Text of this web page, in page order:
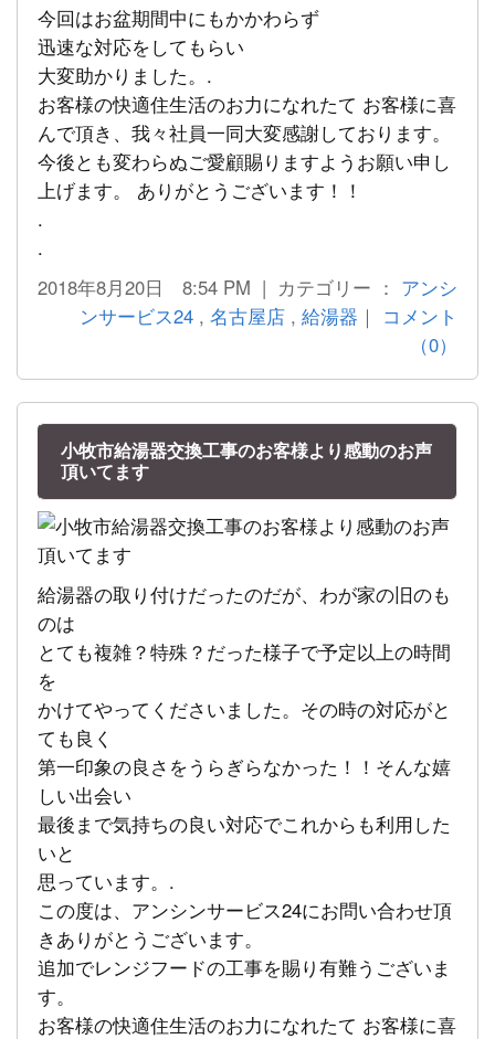
今回はお盆期間中にもかかわらず
迅速な対応をしてもらい
大変助かりました。.
お客様の快適住生活のお力になれたて お客様に喜
んで頂き、我々社員一同大変感謝しております。
今後とも変わらぬご愛顧賜りますようお願い申し
上げます。 ありがとうございます！！
.
.
2018年8月20日 8:54 PM | カテゴリー ： アンシ
ンサービス24 , 名古屋店 , 給湯器 ｜ コメント
（0）
小牧市給湯器交換工事のお客様より感動のお声
頂いてます
給湯器の取り付けだったのだが、わが家の旧のも
のは
とても複雑？特殊？だった様子で予定以上の時間
を
かけてやってくださいました。その時の対応がと
ても良く
第一印象の良さをうらぎらなかった！！そんな嬉
しい出会い
最後まで気持ちの良い対応でこれからも利用した
いと
思っています。.
この度は、アンシンサービス24にお問い合わせ頂
きありがとうございます。
追加でレンジフードの工事を賜り有難うございま
す。
お客様の快適住生活のお力になれたて お客様に喜